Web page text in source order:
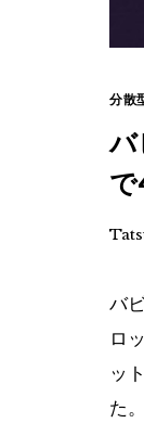
分散
バ
バ
ロ
ッ
た。